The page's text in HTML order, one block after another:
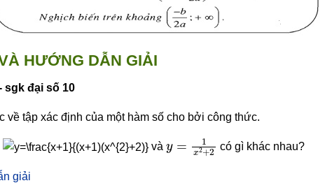
HƯỚNG DẪN GIẢI
sgk đại số 10
về tập xác định của một hàm số cho bởi công thức.
và
2+
có gì khác nhau?
giải